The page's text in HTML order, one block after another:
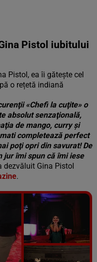
Pistol iubitului
Pistol, ea îi gătește cel
o rețetă indiană
«Chefi la cuţite» o
absolut senzaţională,
de mango, curry şi
completează perfect
poţi opri din savurat! De
jur îmi spun că îmi iese
dezvăluit Gina Pistol
.